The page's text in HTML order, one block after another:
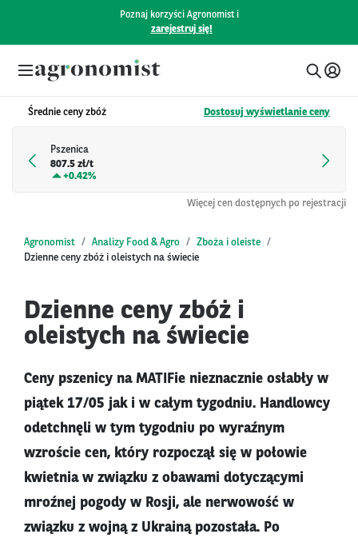
Poznaj korzyści Agronomist i
zarejestruj się!
Średnie ceny zbóż Dostosuj wyświetlanie ceny
Pszenica
807.5 zł/t
+0.42%
Więcej cen dostępnych po rejestracji
Agronomist Analizy Food & Agro
Zboża i oleiste
Dzienne ceny zbóż i oleistych na świecie
Dzienne ceny zbóż i
oleistych na świecie
Ceny pszenicy na MATIFie nieznacznie osłabły w
piątek 17/05 jak i w całym tygodniu. Handlowcy
odetchnęli w tym tygodniu po wyraźnym
wzroście cen, który rozpoczął się w połowie
kwietnia w związku z obawami dotyczącymi
mroźnej pogody w Rosji, ale nerwowość w
związku z wojną z Ukrainą pozostała. Po